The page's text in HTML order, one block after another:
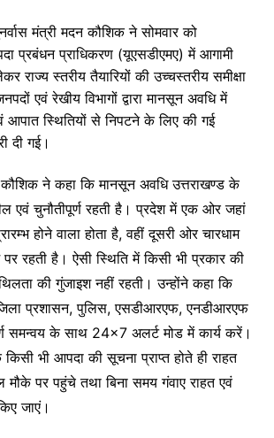
ai
l
at
s
A
p
p
s
s
e
n
g
e
gr
a
m
ar
e
मंत्री मदन कौशिक ने सोमवार को
प्रबंधन प्राधिकरण (यूएसडीएमए) में आगामी
राज्य स्तरीय तैयारियों की उच्चस्तरीय समीक्षा
एवं रेखीय विभागों द्वारा मानसून अवधि में
आपात स्थितियों से निपटने के लिए की गई
दी गई।
ने कहा कि मानसून अवधि उत्तराखण्ड के
एवं चुनौतीपूर्ण रहती है। प्रदेश में एक ओर जहां
होने वाला होता है, वहीं दूसरी ओर चारधाम
रहती है। ऐसी स्थिति में किसी भी प्रकार की
की गुंजाइश नहीं रहती। उन्होंने कहा कि
प्रशासन, पुलिस, एसडीआरएफ, एनडीआरएफ
समन्वय के साथ 24×7 अलर्ट मोड में कार्य करें।
किसी भी आपदा की सूचना प्राप्त होते ही राहत
मौके पर पहुंचे तथा बिना समय गंवाए राहत एवं
जाएं।